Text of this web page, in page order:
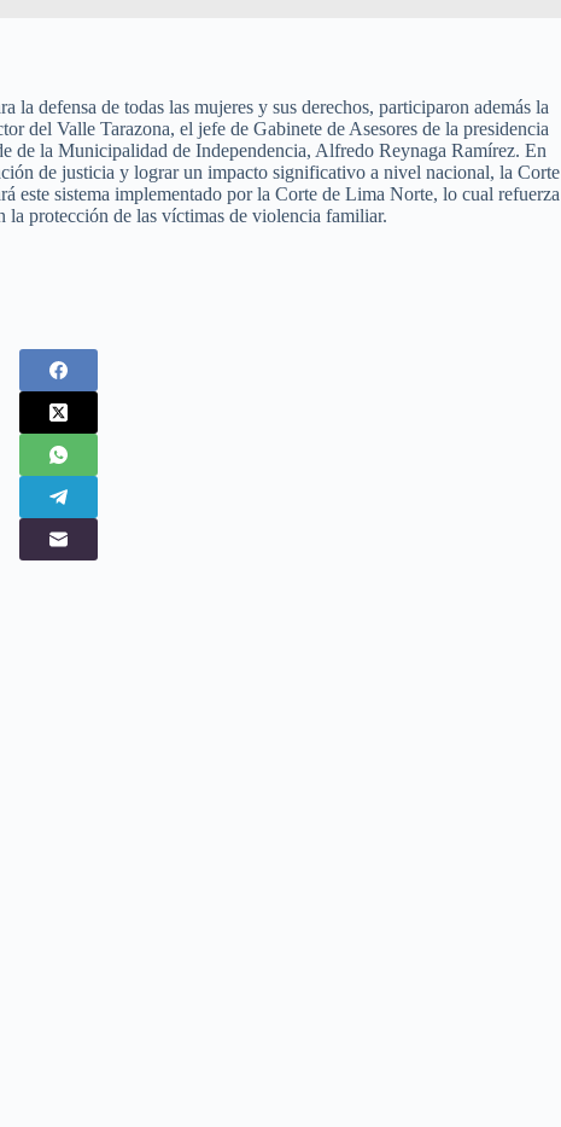
la defensa de todas las mujeres y sus derechos, participaron además la
del Valle Tarazona, el jefe de Gabinete de Asesores de la presidencia
de la Municipalidad de Independencia, Alfredo Reynaga Ramírez. En
de justicia y lograr un impacto significativo a nivel nacional, la Corte
este sistema implementado por la Corte de Lima Norte, lo cual refuerza
la protección de las víctimas de violencia familiar.